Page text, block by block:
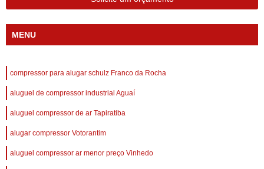
MENU
compressor para alugar schulz Franco da Rocha
aluguel de compressor industrial Aguaí
aluguel compressor de ar Tapiratiba
alugar compressor Votorantim
aluguel compressor ar menor preço Vinhedo